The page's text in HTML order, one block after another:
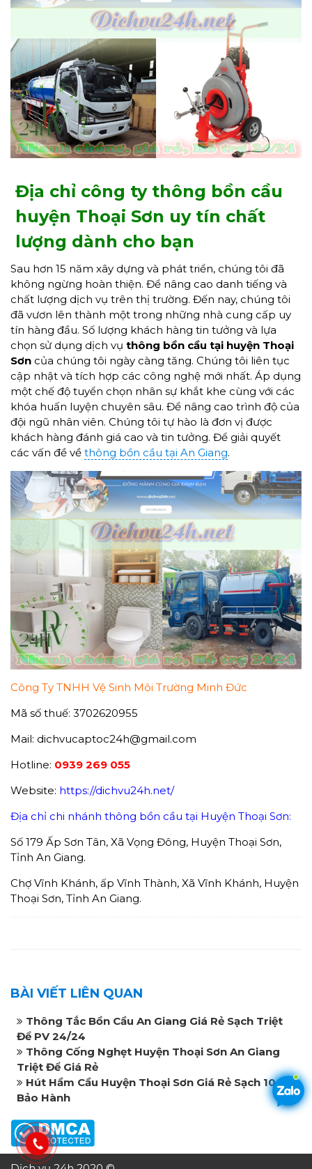
Địa chỉ công ty thông bồn cầu
huyện Thoại Sơn uy tín chất
lượng dành cho bạn
Sau hơn 15 năm xây dựng và phát triển, chúng tôi đã
không ngừng hoàn thiện. Để nâng cao danh tiếng và
chất lượng dịch vụ trên thị trường. Đến nay, chúng tôi
đã vươn lên thành một trong những nhà cung cấp uy
tín hàng đầu. Số lượng khách hàng tin tưởng và lựa
chọn sử dụng dịch vụ thông bồn cầu tại huyện Thoại
Sơn của chúng tôi ngày càng tăng. Chúng tôi liên tục
cập nhật và tích hợp các công nghệ mới nhất. Áp dụng
một chế độ tuyển chọn nhân sự khắt khe cùng với các
khóa huấn luyện chuyên sâu. Để nâng cao trình độ của
đội ngũ nhân viên. Chúng tôi tự hào là đơn vị được
khách hàng đánh giá cao và tin tưởng. Để giải quyết
các vấn đề về thông bồn cầu tại An Giang.
Công Ty TNHH Vệ Sinh Môi Trường Minh Đức
Mã số thuế: 3702620955
Mail: dichvucaptoc24h@gmail.com
Hotline: 0939 269 055
Website: https://dichvu24h.net/
Địa chỉ chi nhánh thông bồn cầu tại Huyện Thoại Sơn:
Số 179 Ấp Sơn Tân, Xã Vọng Đông, Huyện Thoại Sơn,
Tỉnh An Giang.
Chợ Vĩnh Khánh, ấp Vĩnh Thành, Xã Vĩnh Khánh, Huyện
Thoại Sơn, Tỉnh An Giang.
BÀI VIẾT LIÊN QUAN
Thông Tắc Bồn Cầu An Giang Giá Rẻ Sạch Triệt
Để PV 24/24
Thông Cống Nghẹt Huyện Thoại Sơn An Giang
Triệt Để Giá Rẻ
Hút Hầm Cầu Huyện Thoại Sơn Giá Rẻ Sạch 100%
Bảo Hành